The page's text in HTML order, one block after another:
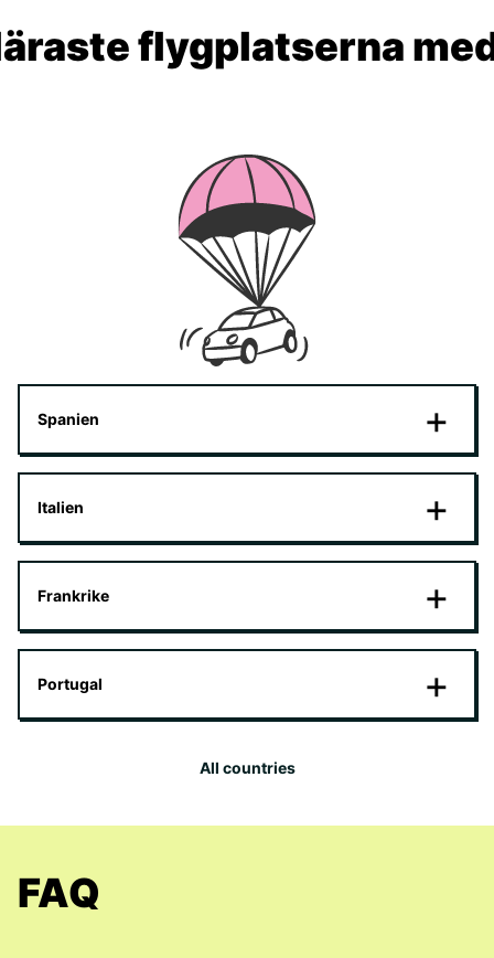
flygplatserna
Spanien
Italien
Frankrike
Portugal
All countries
FAQ